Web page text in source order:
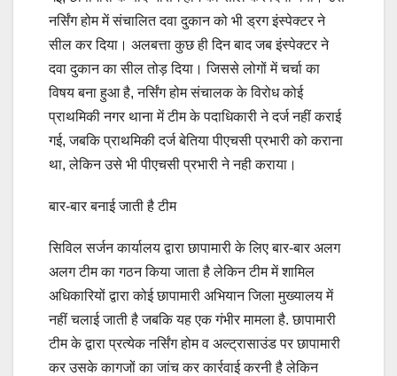
नर्सिंग होम में संचालित दवा दुकान को भी ड्रग इंस्पेक्टर ने
सील कर दिया। अलबत्ता कुछ ही दिन बाद जब इंस्पेक्टर ने
दवा दुकान का सील तोड़ दिया। जिससे लोगों में चर्चा का
विषय बना हुआ है, नर्सिंग होम संचालक के विरोध कोई
प्राथमिकी नगर थाना में टीम के पदाधिकारी ने दर्ज नहीं कराई
गई, जबकि प्राथमिकी दर्ज बेतिया पीएचसी प्रभारी को कराना
था, लेकिन उसे भी पीएचसी प्रभारी ने नही कराया।
बार-बार बनाई जाती है टीम
सिविल सर्जन कार्यालय द्वारा छापामारी के लिए बार-बार अलग
अलग टीम का गठन किया जाता है लेकिन टीम में शामिल
अधिकारियों द्वारा कोई छापामारी अभियान जिला मुख्यालय में
नहीं चलाई जाती है जबकि यह एक गंभीर मामला है. छापामारी
टीम के द्वारा प्रत्येक नर्सिंग होम व अल्ट्रासाउंड पर छापामारी
कर उसके कागजों का जांच कर कार्रवाई करनी है लेकिन